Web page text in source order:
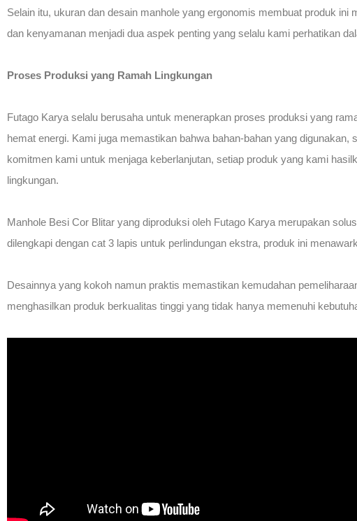
Selain itu, ukuran dan desain manhole yang ergonomis membuat produk
dan kenyamanan menjadi dua aspek penting yang selalu kami perhatikan
Proses Produksi yang Ramah Lingkungan
Futago Karya selalu berusaha untuk menerapkan proses produksi yang
hemat energi. Kami juga memastikan bahwa bahan-bahan yang
komitmen kami untuk menjaga keberlanjutan, setiap produk yang kami
lingkungan.
Manhole Besi Cor Blitar yang diproduksi oleh Futago Karya merupakan
dilengkapi dengan cat 3 lapis untuk perlindungan ekstra, produk ini
Desainnya yang kokoh namun praktis memastikan kemudahan
menghasilkan produk berkualitas tinggi yang tidak hanya memenuhi